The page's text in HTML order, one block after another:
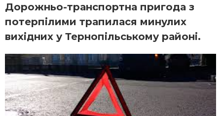
Дорожньо-транспортна пригода з
потерпілими трапилася минулих
вихідних у Тернопільському районі.